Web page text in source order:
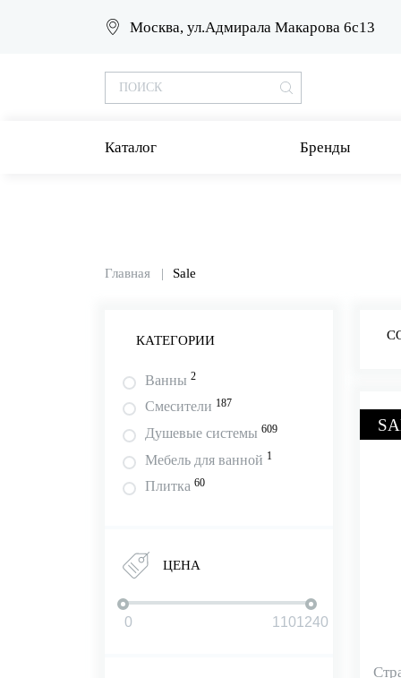
Москва, ул.Адмирала Макарова 6с13
Каталог Бренды
Главная Sale
КАТЕГОРИИ
Ванны 2
Смесители 187
Душевые системы 609
Мебель для ванной 1
Плитка 60
ЦЕНА